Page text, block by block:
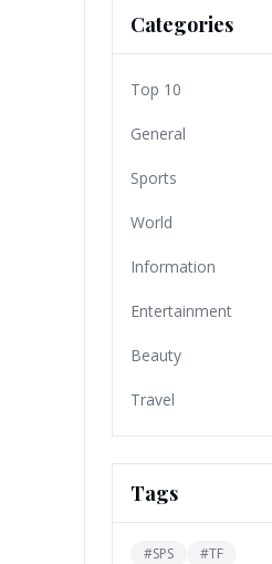
Categories
Top 10
General
Sports
World
Information
Entertainment
Beauty
Travel
Tags
#SPS #TF